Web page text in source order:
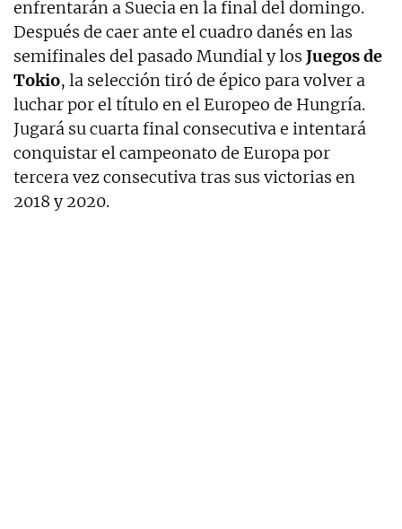
enfrentarán a Suecia en la final del domingo.
Después de caer ante el cuadro danés en las
semifinales del pasado Mundial y los Juegos de
Tokio, la selección tiró de épico para volver a
luchar por el título en el Europeo de Hungría.
Jugará su cuarta final consecutiva e intentará
conquistar el campeonato de Europa por
tercera vez consecutiva tras sus victorias en
2018 y 2020.